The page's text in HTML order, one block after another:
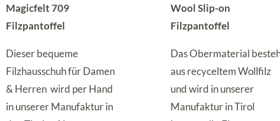
Magicfelt 709
Filzpantoffel
Dieser bequeme
Filzhausschuh für Damen
& Herren wird per Hand
in unserer Manufaktur in
Wool Slip-on
Filzpantoffel
Das Obermaterial
aus recyceltem Wollfilz
und wird in unserer
Manufaktur in Tirol